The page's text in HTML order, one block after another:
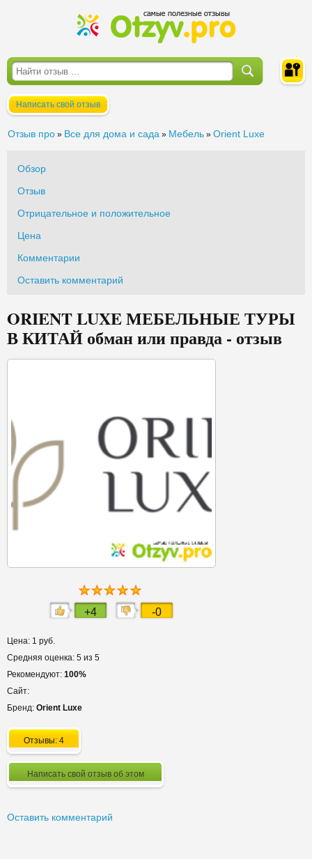
Написать свой отзыв
Отзыв про » Все для дома и сада » Мебель » Orient Luxe
Обзор
Отзыв
Отрицательное и положительное
Цена
Комментарии
Оставить комментарий
ORIENT LUXE МЕБЕЛЬНЫЕ ТУРЫ
В КИТАЙ обман или правда - отзыв
+4 -0
Цена: 1 руб.
Средняя оценка: 5 из 5
Рекомендуют: 100%
Сайт:
Бренд: Orient Luxe
Отзывы: 4
Написать свой отзыв об этом
Оставить комментарий